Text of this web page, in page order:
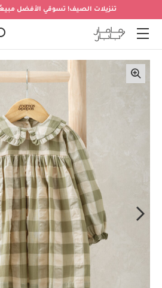
تنزيلات الصيف! تسوقي الأفضل مبيعًا